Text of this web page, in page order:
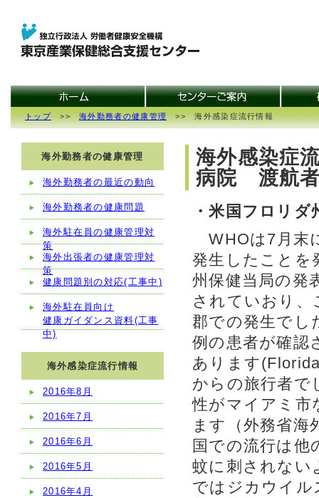
トップ>>海外勤務者の健康管理>> 海外感染症流行情報
海外勤務者の健康管理
海外勤務者の最近の動向
海外勤務者の健康問題
海外駐在員の健康管理対
策
海外出張者の健康管理対
策
健康問題別の対応(工事中)
海外駐在員向け
健康ガイダンス資料(工事
中)
海外感染症流行情報
2016年8月
2016年7月
2016年6月
2016年5月
2016年4月
海外感染症
病院 渡航
・米国フロリ
WHOは7月末
発生したことを
州保健当局の発
されていおり
郡での発生で
例の患者が確認
あります
からの旅行者で
性がマイアミ市
ます（外務省
国での流行は他
蚊に刺されない
ではジカウイル